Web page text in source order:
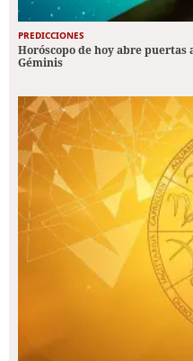
PREDICCIONES
Horóscopo de hoy abre
Géminis